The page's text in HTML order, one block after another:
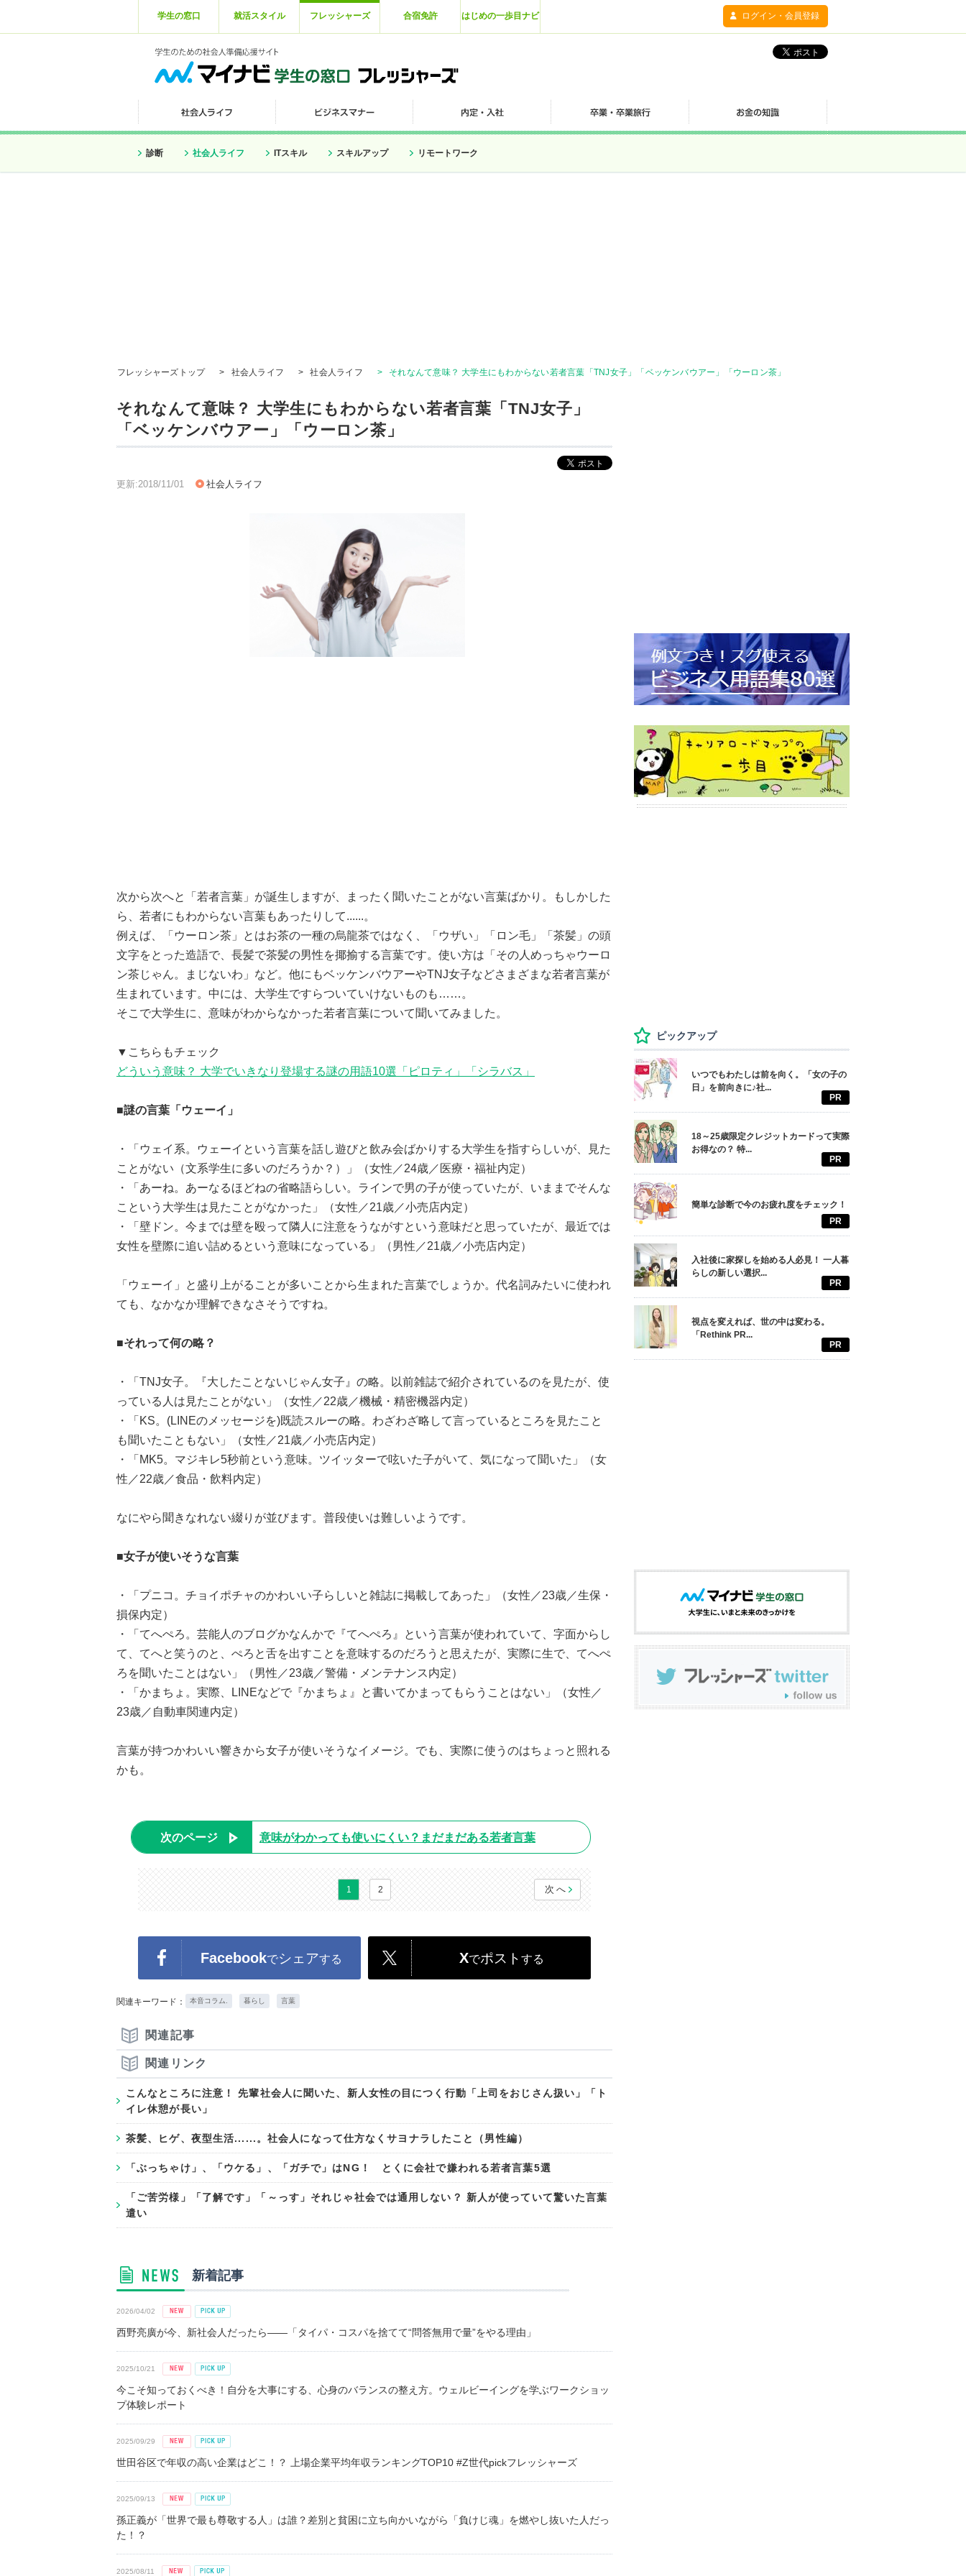
学生の窓口 就活スタイル フレッシャーズ 合宿免許 はじめの一歩目ナビ ログイン・会員登録
診断 社会人ライフ ITスキル スキルアップ リモートワーク
フレッシャーズトップ > 社会人ライフ > 社会人ライフ > それなんて意味？ 大学生にもわからない若者言葉「TNJ女子」「ベッケンバウアー」「ウーロン茶」
それなんて意味？ 大学生にもわからない若者言葉「TNJ女子」
「ベッケンバウアー」「ウーロン茶」
更新:2018/11/01 社会人ライフ
次から次へと「若者言葉」が誕生しますが、まったく聞いたことがない言葉ばかり。もしかした
ら、若者にもわからない言葉もあったりして......。
例えば、「ウーロン茶」とはお茶の一種の烏龍茶ではなく、「ウザい」「ロン毛」「茶髪」の頭
文字をとった造語で、長髪で茶髪の男性を揶揄する言葉です。使い方は「その人めっちゃウーロ
ン茶じゃん。まじないわ」など。他にもベッケンバウアーやTNJ女子などさまざまな若者言葉が
生まれています。中には、大学生ですらついていけないものも……。
そこで大学生に、意味がわからなかった若者言葉について聞いてみました。
▼こちらもチェック
どういう意味？ 大学でいきなり登場する謎の用語10選「ピロティ」「シラバス」
■謎の言葉「ウェーイ」
・「ウェイ系。ウェーイという言葉を話し遊びと飲み会ばかりする大学生を指すらしいが、見た
ことがない（文系学生に多いのだろうか？）」（女性／24歳／医療・福祉内定）
・「あーね。あーなるほどねの省略語らしい。ラインで男の子が使っていたが、いままでそんな
こという大学生は見たことがなかった」（女性／21歳／小売店内定）
・「壁ドン。今までは壁を殴って隣人に注意をうながすという意味だと思っていたが、最近では
女性を壁際に追い詰めるという意味になっている」（男性／21歳／小売店内定）
「ウェーイ」と盛り上がることが多いことから生まれた言葉でしょうか。代名詞みたいに使われ
ても、なかなか理解できなさそうですね。
■それって何の略？
・「TNJ女子。『大したことないじゃん女子』の略。以前雑誌で紹介されているのを見たが、使
っている人は見たことがない」（女性／22歳／機械・精密機器内定）
・「KS。(LINEのメッセージを)既読スルーの略。わざわざ略して言っているところを見たこと
も聞いたこともない」（女性／21歳／小売店内定）
・「MK5。マジキレ5秒前という意味。ツイッターで呟いた子がいて、気になって聞いた」（女
性／22歳／食品・飲料内定）
なにやら聞きなれない綴りが並びます。普段使いは難しいようです。
■女子が使いそうな言葉
・「プニコ。チョイポチャのかわいい子らしいと雑誌に掲載してあった」（女性／23歳／生保・
損保内定）
・「てへぺろ。芸能人のブログかなんかで『てへぺろ』という言葉が使われていて、字面からし
て、てへと笑うのと、ぺろと舌を出すことを意味するのだろうと思えたが、実際に生で、てへぺ
ろを聞いたことはない」（男性／23歳／警備・メンテナンス内定）
・「かまちょ。実際、LINEなどで『かまちょ』と書いてかまってもらうことはない」（女性／
23歳／自動車関連内定）
言葉が持つかわいい響きから女子が使いそうなイメージ。でも、実際に使うのはちょっと照れる
かも。
次のページ 意味がわかっても使いにくい？まだまだある若者言葉
1 2 次へ
Facebookでシェアする Xでポスト する
関連キーワード： 本音コラム. 暮らし 言葉
関連記事
関連リンク
こんなところに注意！ 先輩社会人に聞いた、新人女性の目につく行動「上司をおじさん扱い」「ト
イレ休憩が長い」
茶髪、ヒゲ、夜型生活......。社会人になって仕方なくサヨナラしたこと（男性編）
「ぶっちゃけ」、「ウケる」、「ガチで」はNG！ とくに会社で嫌われる若者言葉5選
「ご苦労様」「了解です」「～っす」それじゃ社会では通用しない？ 新人が使っていて驚いた言葉
遣い
新着記事
2026/04/02
西野亮廣が今、新社会人だったら――「タイパ・コスパを捨てて“問答無用で量”をやる理由」
2025/10/21
今こそ知っておくべき！自分を大事にする、心身のバランスの整え方。ウェルビーイングを学ぶワークショッ
プ体験レポート
2025/09/29
世田谷区で年収の高い企業はどこ！？ 上場企業平均年収ランキングTOP10 #Z世代pickフレッシャーズ
2025/09/13
孫正義が「世界で最も尊敬する人」は誰？差別と貧困に立ち向かいながら「負けじ魂」を燃やし抜いた人だっ
た！？
2025/08/11
ピックアップ
いつでもわたしは前を向く。「女の子の
日」を前向きに♪社...
PR
18～25歳限定クレジットカードって実際
お得なの？ 特...
PR
簡単な診断で今のお疲れ度をチェック！
PR
入社後に家探しを始める人必見！ 一人暮
らしの新しい選択...
PR
視点を変えれば、世の中は変わる。
「Rethink PR...
PR